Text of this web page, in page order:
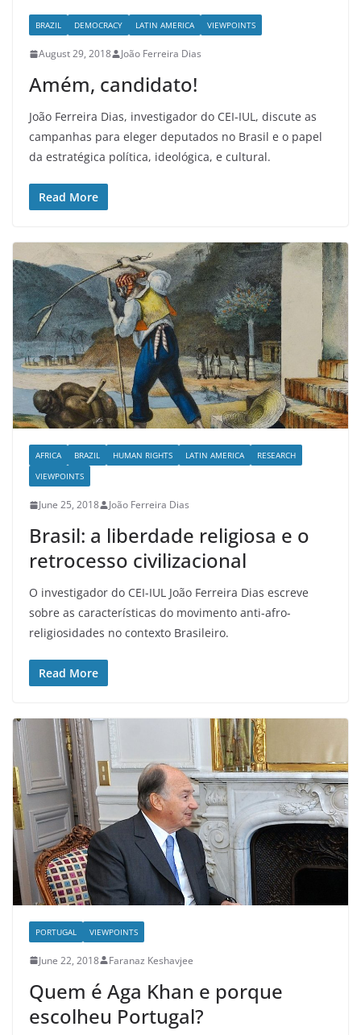
BRAZIL DEMOCRACY LATIN AMERICA VIEWPOINTS
August 29, 2018 João Ferreira Dias
Amém, candidato!
João Ferreira Dias, investigador do CEI-IUL, discute as
campanhas para eleger deputados no Brasil e o papel
da estratégica política, ideológica, e cultural.
Read More
AFRICA BRAZIL HUMAN RIGHTS LATIN AMERICA
RESEARCH
VIEWPOINTS
June 25, 2018 João Ferreira Dias
Brasil: a liberdade religiosa e o
retrocesso civilizacional
O investigador do CEI-IUL João Ferreira Dias escreve
sobre as características do movimento anti-afro-
religiosidades no contexto Brasileiro.
Read More
PORTUGAL VIEWPOINTS
June 22, 2018 Faranaz Keshavjee
Quem é Aga Khan e porque
escolheu Portugal?